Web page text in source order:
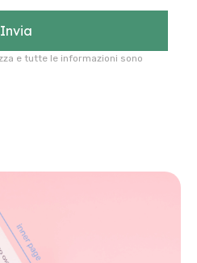
Invia
e tutte le informazioni sono